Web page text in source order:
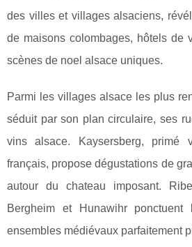
des villes et villages alsaciens,
de maisons colombages, hôtels de
scènes de noel alsace uniques.
Parmi les villages alsace les plus
séduit par son plan circulaire, ses
vins alsace. Kaysersberg, primé
français, propose dégustations de
autour du chateau imposant.
Bergheim et Hunawihr
ensembles médiévaux parfaitement